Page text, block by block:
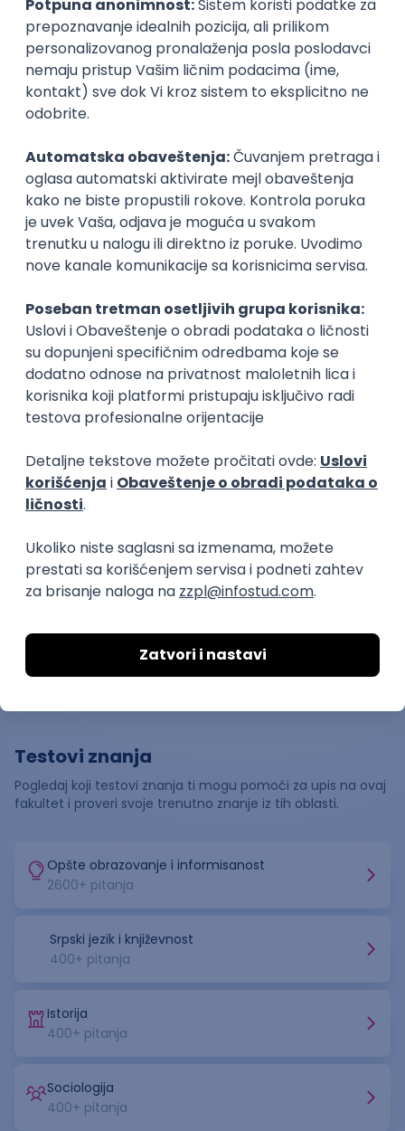
Opšti utisak
Još uvek ne mogu da kažem da li je lako ili teško jer još uvek
studiram. Optimistična sam po prirodi pa mislim ako se
dovoljno trudim da ću i uspeti, na žalost, čujem da je
zaposlenje, pogotovo u našoj zemlji i u državnom sektoru
Iskustvo sa prijemnog ispita
Prijemni ispit nije bio težak ali dosta dvosmislen i tražile su se
neke stvari koje čak i nisu bile u literaturi. Spremala sam se
par meseci pre prijemnog pa sam zadovoljna svojim
uspehom, bila sam 15. na listi studenata koji se finansiraju
sa budžeta.
Upis
Ključne statistike
🧑‍🎓
"Prosečna ocena studiranja"
predstavlja prosečnu ocenu koju
studenti dobijaju na ispitima tokom
upisanih studenata
Ukupan broj upisanih studenata za školsku2023/2024godinu
, od čega:
Testovi znanja
Pogledaj koji testovi znanja ti mogu pomoći za upis na ovaj
fakultet i proveri svoje trenutno znanje iz tih oblasti.
Opšte obrazovanje i informisanost
2600+ pitanja
Srpski jezik i književnost
400+ pitanja
Istorija
400+ pitanja
Sociologija
400+ pitanja